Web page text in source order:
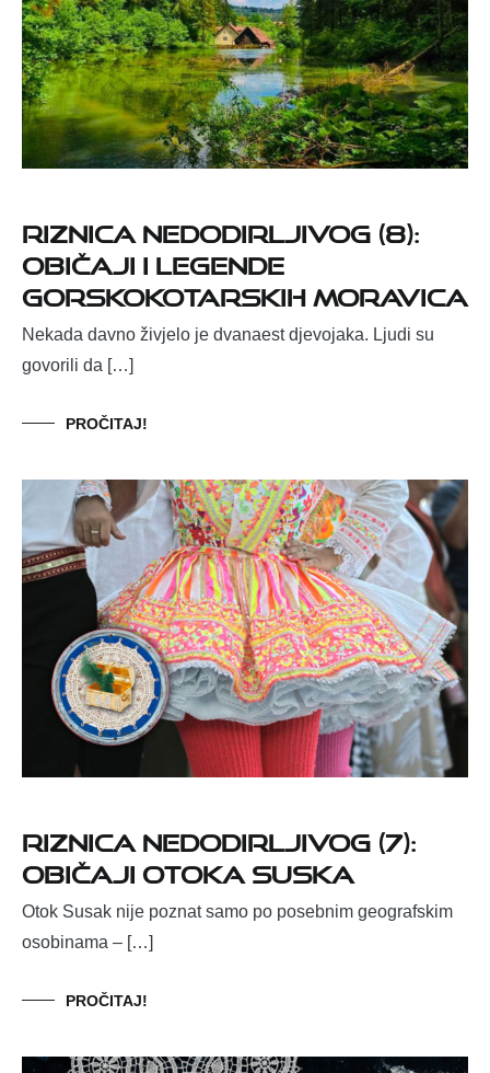
RIZNICA NEDODIRLJIVOG (8):
OBIČAJI I LEGENDE
GORSKOKOTARSKIH MORAVICA
Nekada davno živjelo je dvanaest djevojaka. Ljudi su
govorili da […]
PROČITAJ!
Riznica nedodirljivog (7):
Običaji otoka Suska
Otok Susak nije poznat samo po posebnim geografskim
osobinama – […]
PROČITAJ!